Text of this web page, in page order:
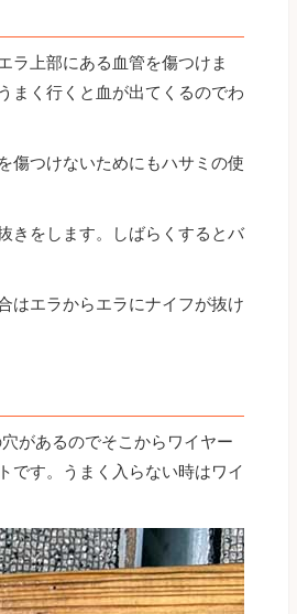
ラ上部にある血管を傷つけま
まく行くと血が出てくるのでわ
傷つけないためにもハサミの使
きをします。しばらくするとバ
はエラからエラにナイフが抜け
があるのでそこからワイヤー
です。うまく入らない時はワイ